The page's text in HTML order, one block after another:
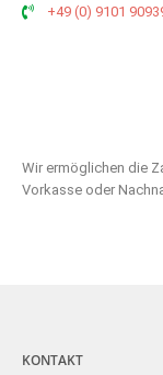
+49 (0) 9101
Wir ermöglichen die
Vorkasse oder
KONTAKT